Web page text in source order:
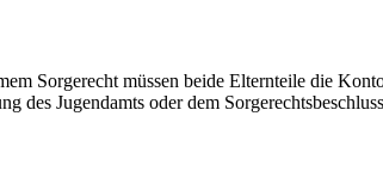
Sorgerecht müssen beide Elternteile die
des Jugendamts oder dem